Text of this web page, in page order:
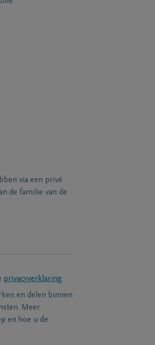
via een privé
de familie van de
privacyverklaring.
en delen binnen
Meer
en hoe u de